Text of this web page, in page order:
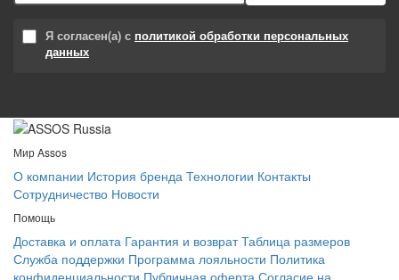
Я согласен(а) с политикой обработки персональных
данных
Мир Assos
О компании История бренда Технологии Контакты
Сотрудничество Новости
Помощь
Доставка и оплата Гарантия и возврат Таблица размеров
Служба поддержки Программа лояльности Политика